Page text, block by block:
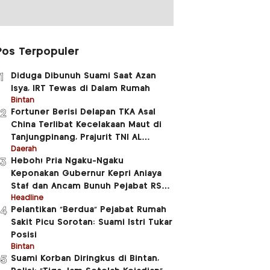
Terpopuler
Diduga Dibunuh Suami Saat Azan
Isya, IRT Tewas di Dalam Rumah
Bintan
Fortuner Berisi Delapan TKA Asal
China Terlibat Kecelakaan Maut di
Tanjungpinang, Prajurit TNI AL
Meninggal Dunia
Daerah
Heboh! Pria Ngaku-Ngaku
Keponakan Gubernur Kepri Aniaya
Staf dan Ancam Bunuh Pejabat RSUD
RAT
Headline
Pelantikan “Berdua” Pejabat Rumah
Sakit Picu Sorotan: Suami Istri Tukar
Posisi
Bintan
Suami Korban Diringkus di Bintan,